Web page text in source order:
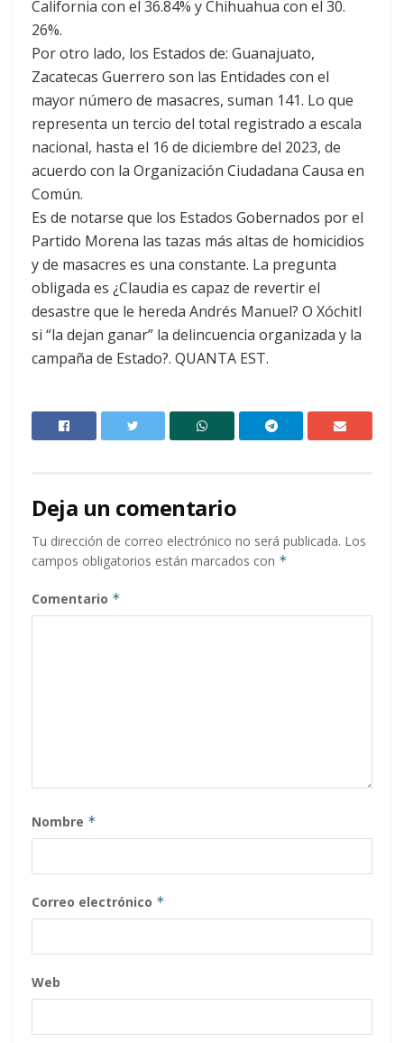
California con el 36.84% y Chihuahua con el 30.
26%.
Por otro lado, los Estados de: Guanajuato,
Zacatecas Guerrero son las Entidades con el
mayor número de masacres, suman 141. Lo que
representa un tercio del total registrado a escala
nacional, hasta el 16 de diciembre del 2023, de
acuerdo con la Organización Ciudadana Causa en
Común.
Es de notarse que los Estados Gobernados por el
Partido Morena las tazas más altas de homicidios
y de masacres es una constante. La pregunta
obligada es ¿Claudia es capaz de revertir el
desastre que le hereda Andrés Manuel? O Xóchitl
si “la dejan ganar” la delincuencia organizada y la
campaña de Estado?. QUANTA EST.
Deja un comentario
Tu dirección de correo electrónico no será publicada. Los
campos obligatorios están marcados con *
Comentario *
Nombre *
Correo electrónico *
Web